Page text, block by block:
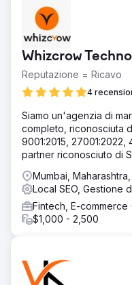
Whizcrow
Reputazione = Ricavo
4
Siamo un'agenzia di
completo, riconosciuta
9001:2015, 27001:2022,
partner riconosciuto di
Mumbai,
Local SEO, Gestione
Fintech, E-commerce
$1,000 - 2,500